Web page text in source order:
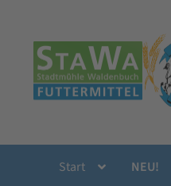
Navigation
springen
Inhalt
springen
Start NEU!